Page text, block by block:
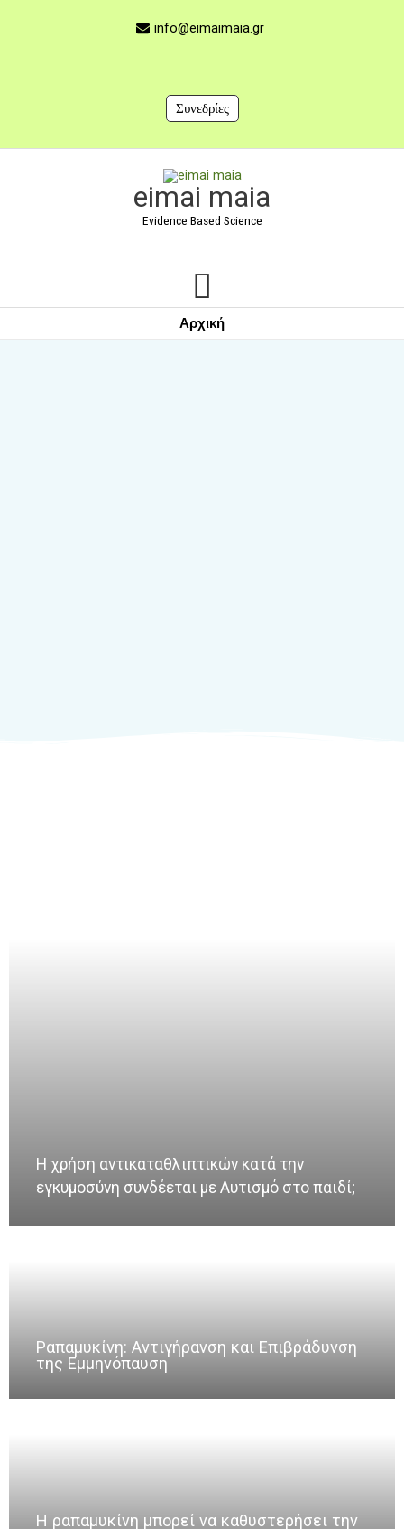
info@eimaimaia.gr
Συνεδρίες
eimai maia
Evidence Based Science
Κύριο
Μενού
Αρχική
Η χρήση αντικαταθλιπτικών κατά την
εγκυμοσύνη συνδέεται με Αυτισμό στο παιδί;
Ραπαμυκίνη: Αντιγήρανση και Επιβράδυνση
της Εμμηνόπαυση
Η ραπαμυκίνη μπορεί να καθυστερήσει την